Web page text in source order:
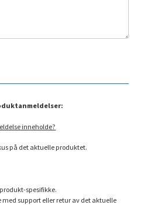
inneholde?
på det aktuelle produktet.
spesifikke.
med support eller retur av det aktuelle